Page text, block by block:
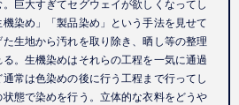
染め」「製品染め」という手法を見せて
生地から汚れを取り除き、晒し等の整理
。生機染めはそれらの工程を一気に通過
常は色染めの後に行う工程まで行ってし
態で染めを行う。立体的な衣料をどうや